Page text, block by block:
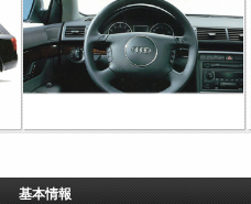
基本情報